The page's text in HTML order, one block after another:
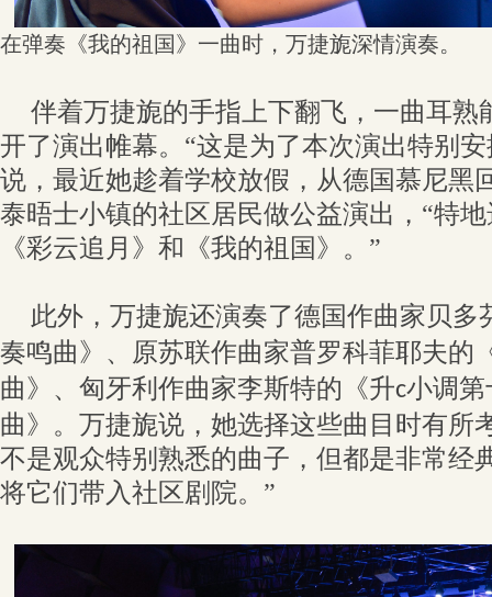
在弹奏《我的祖国》一曲时，万捷旎深情演奏。
伴着万捷旎的手指上下翻飞，一曲耳熟
开了演出帷幕。“这是为了本次演出特别
说，最近她趁着学校放假，从德国慕尼黑
泰晤士小镇的社区居民做公益演出，“特
《彩云追月》和《我的祖国》。”
此外，万捷旎还演奏了德国作曲家贝多
奏鸣曲》、原苏联作曲家普罗科菲耶夫的
曲》、匈牙利作曲家李斯特的《升c小调第
曲》。万捷旎说，她选择这些曲目时有所
不是观众特别熟悉的曲子，但都是非常经
将它们带入社区剧院。”